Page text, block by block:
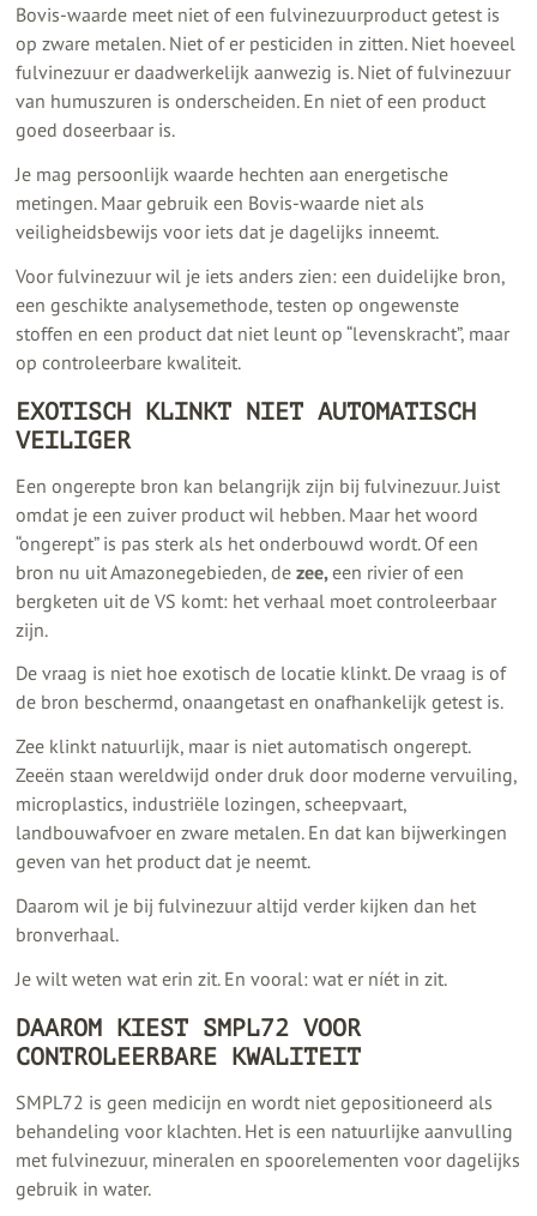
Bovis-waarde meet niet of een fulvinezuurproduct getest is
op zware metalen. Niet of er pesticiden in zitten. Niet hoeveel
fulvinezuur er daadwerkelijk aanwezig is. Niet of fulvinezuur
van humuszuren is onderscheiden. En niet of een product
goed doseerbaar is.
Je mag persoonlijk waarde hechten aan energetische
metingen. Maar gebruik een Bovis-waarde niet als
veiligheidsbewijs voor iets dat je dagelijks inneemt.
Voor fulvinezuur wil je iets anders zien: een duidelijke bron,
een geschikte analysemethode, testen op ongewenste
stoffen en een product dat niet leunt op “levenskracht”, maar
op controleerbare kwaliteit.
EXOTISCH KLINKT NIET AUTOMATISCH
VEILIGER
Een ongerepte bron kan belangrijk zijn bij fulvinezuur. Juist
omdat je een zuiver product wil hebben. Maar het woord
“ongerept” is pas sterk als het onderbouwd wordt. Of een
bron nu uit Amazonegebieden, de zee,een rivier of een
bergketen uit de VS komt: het verhaal moet controleerbaar
zijn.
De vraag is niet hoe exotisch de locatie klinkt. De vraag is of
de bron beschermd, onaangetast en onafhankelijk getest is.
Zee klinkt natuurlijk, maar is niet automatisch ongerept.
Zeeën staan wereldwijd onder druk door moderne vervuiling,
microplastics, industriële lozingen, scheepvaart,
landbouwafvoer en zware metalen. En dat kan bijwerkingen
geven van het product dat je neemt.
Daarom wil je bij fulvinezuur altijd verder kijken dan het
bronverhaal.
Je wilt weten wat erin zit. En vooral: wat er níét in zit.
DAAROM KIEST SMPL72 VOOR
CONTROLEERBARE KWALITEIT
SMPL72 is geen medicijn en wordt niet gepositioneerd als
behandeling voor klachten. Het is een natuurlijke aanvulling
met fulvinezuur, mineralen en spoorelementen voor dagelijks
gebruik in water.